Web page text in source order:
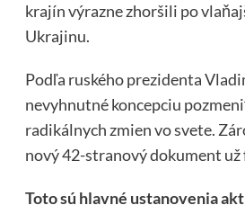
krajín výrazne zhoršili po
Ukrajinu.
Podľa ruského prezidenta
nevyhnutné koncepciu
radikálnych zmien vo svete.
nový 42-stranový dokument
Toto sú hlavné ustanovenia